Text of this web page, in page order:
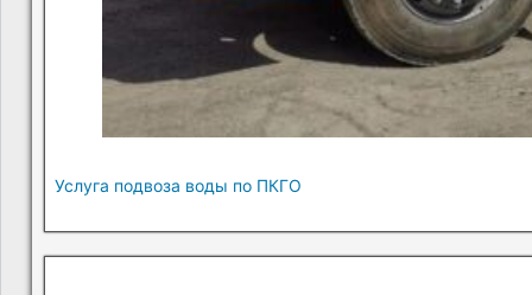
Услуга подвоза воды по ПКГО